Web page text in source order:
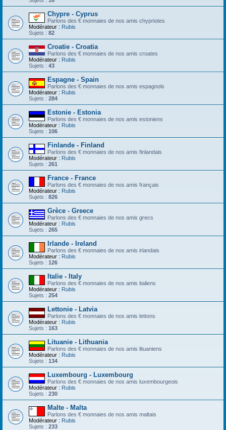
Chypre - Cyprus
Parlons des € monnaies de nos amis chypriotes
Modérateur : Rubis
Sujets : 82
Croatie - Croatia
Parlons des € monnaies de nos amis croates
Modérateur : Rubis
Sujets : 43
Espagne - Spain
Parlons des € monnaies de nos amis espagnols
Modérateur : Rubis
Sujets : 284
Estonie - Estonia
Parlons des € monnaies de nos amis estoniens
Modérateur : Rubis
Sujets : 106
Finlande - Finland
Parlons des € monnaies de nos amis finlandais
Modérateur : Rubis
Sujets : 261
France - France
Parlons des € monnaies de nos amis français
Modérateur : Rubis
Sujets : 826
Grèce - Greece
Parlons des € monnaies de nos amis grecs
Modérateur : Rubis
Sujets : 265
Irlande - Ireland
Parlons des € monnaies de nos amis irlandais
Modérateur : Rubis
Sujets : 126
Italie - Italy
Parlons des € monnaies de nos amis italiens
Modérateur : Rubis
Sujets : 254
Lettonie - Latvia
Parlons des € monnaies de nos amis lettons
Modérateur : Rubis
Sujets : 163
Lituanie - Lithuania
Parlons des € monnaies de nos amis lituaniens
Modérateur : Rubis
Sujets : 134
Luxembourg - Luxembourg
Parlons des € monnaies de nos amis luxembourgeois
Modérateur : Rubis
Sujets : 230
Malte - Malta
Parlons des € monnaies de nos amis maltais
Modérateur : Rubis
Sujets : 233